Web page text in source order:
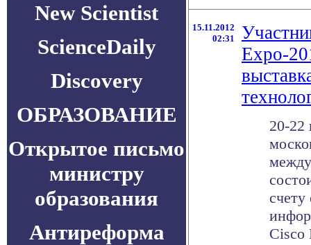
New Scientist
ScienceDaily
Discovery
ОБРАЗОВАНИЕ
Открытое письмо
министру
образования
Антиреформа
15.11.2012
02:31
Expo-
20-22
Cisco